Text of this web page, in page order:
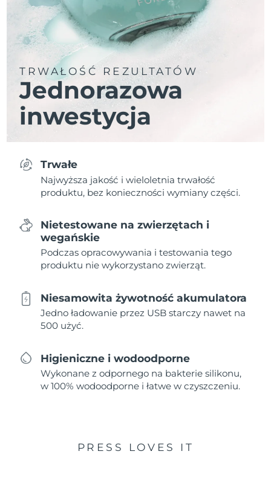
TRWAŁOŚĆ REZULTATÓW
Jednorazowa
inwestycja
Trwałe
Najwyższa jakość i wieloletnia trwałość
produktu, bez konieczności wymiany części.
Nietestowane na zwierzętach i
wegańskie
Podczas opracowywania i testowania tego
produktu nie wykorzystano zwierząt.
Niesamowita żywotność akumulatora
Jedno ładowanie przez USB starczy nawet na
500 użyć.
Higieniczne i wodoodporne
Wykonane z odpornego na bakterie silikonu,
w 100% wodoodporne i łatwe w czyszczeniu.
PRESS LOVES IT